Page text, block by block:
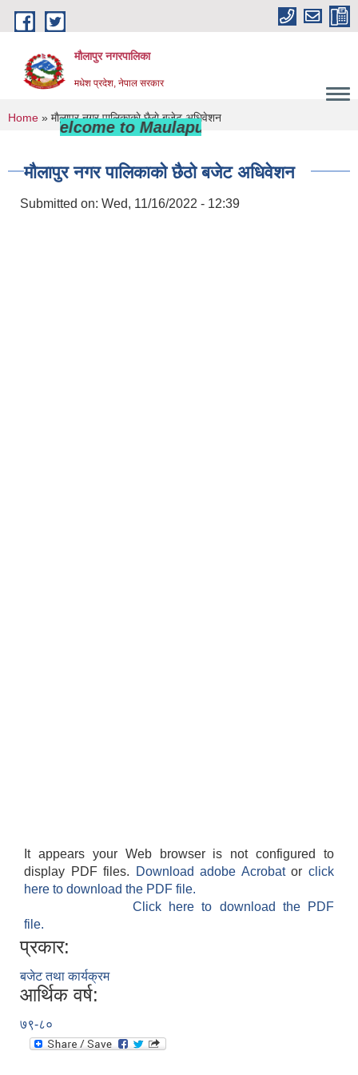
Skip to main content
मौलापुर नगरपालिका
मधेश प्रदेश, नेपाल सरकार
Welcome to Maulapur Municipality
You are here
Home » माैलापुर नगर पालिकाकाे छैठाे बजेट अधिवेशन
माैलापुर नगर पालिकाकाे छैठाे बजेट अधिवेशन
Submitted on: Wed, 11/16/2022 - 12:39
It appears your Web browser is not configured to
display PDF files.
Download adobe Acrobatorclick
here to download the PDF file.
Click here to download the PDF
file.
प्रकार:
बजेट तथा कार्यक्रम
आर्थिक वर्ष:
७९-८०